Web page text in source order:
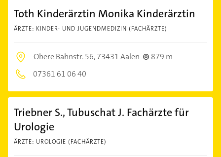
Toth Kinderärztin Monika Kinderärztin
ÄRZTE: KINDER- UND JUGENDMEDIZIN (FACHÄRZTE)
Obere Bahnstr. 56,73431 Aalen
879 m
07361 61 06 40
Triebner S., Tubuschat J. Fachärzte für
Urologie
ÄRZTE: UROLOGIE (FACHÄRZTE)